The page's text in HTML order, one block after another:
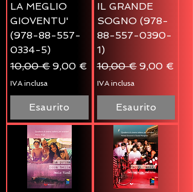
LA MEGLIO
GIOVENTU'
(978-88-557-
0334-5)
Prezzo regolare
10,00 € Prezzo scontato
9,00 €
IVA inclusa
Esaurito
IL GRANDE
SOGNO (978-
88-557-0390-
1)
Prezzo regolare
10,00 € Prezzo
9,00 €
IVA inclusa
Esaurito